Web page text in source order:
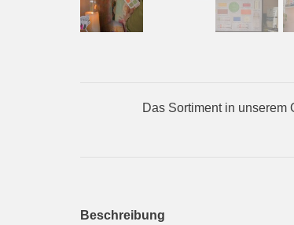
Das Sortiment in unserem
Beschreibung